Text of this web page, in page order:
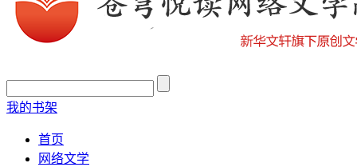
我的书架
首页
网络文学